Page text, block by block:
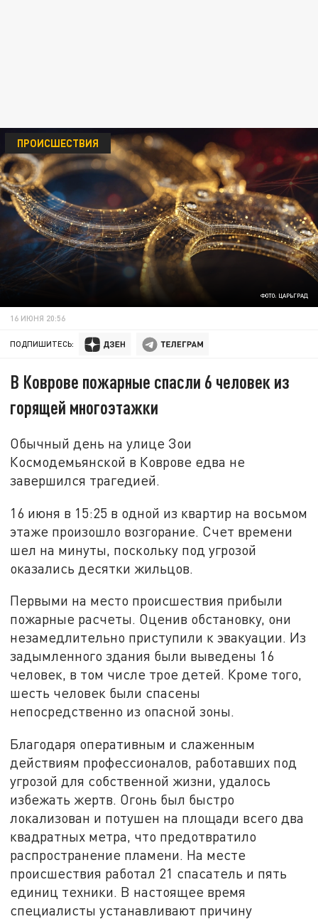
ФОТО: ЦАРЬГРАД
ПРОИСШЕСТВИЯ
16 ИЮНЯ 20:56
ПОДПИШИТЕСЬ:
В Коврове пожарные спасли 6 человек из
горящей многоэтажки
Обычный день на улице Зои
Космодемьянской в Коврове едва не
завершился трагедией.
16 июня в 15:25 в одной из квартир на восьмом
этаже произошло возгорание. Счет времени
шел на минуты, поскольку под угрозой
оказались десятки жильцов.
Первыми на место происшествия прибыли
пожарные расчеты. Оценив обстановку, они
незамедлительно приступили к эвакуации. Из
задымленного здания были выведены 16
человек, в том числе трое детей. Кроме того,
шесть человек были спасены
непосредственно из опасной зоны.
Благодаря оперативным и слаженным
действиям профессионалов, работавших под
угрозой для собственной жизни, удалось
избежать жертв. Огонь был быстро
локализован и потушен на площади всего два
квадратных метра, что предотвратило
распространение пламени. На месте
происшествия работал 21 спасатель и пять
единиц техники. В настоящее время
специалисты устанавливают причину